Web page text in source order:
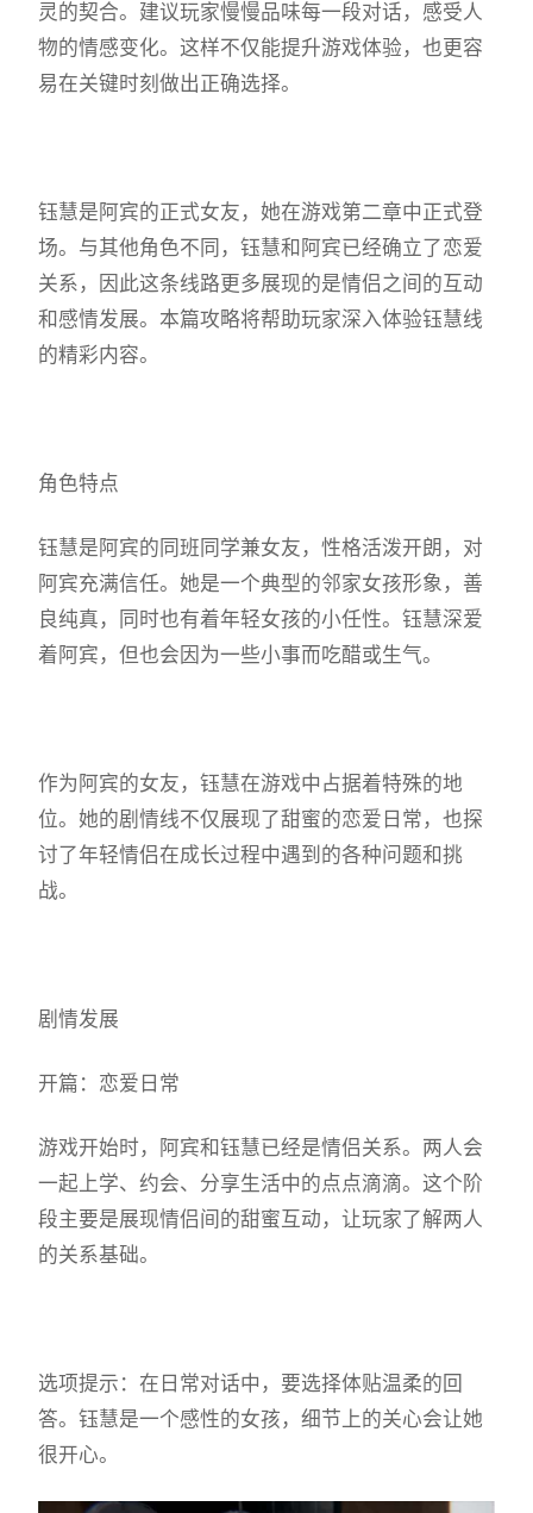
灵的契合。建议玩家慢慢品味每一段对话，感受人
物的情感变化。这样不仅能提升游戏体验，也更容
易在关键时刻做出正确选择。
钰慧是阿宾的正式女友，她在游戏第二章中正式登
场。与其他角色不同，钰慧和阿宾已经确立了恋爱
关系，因此这条线路更多展现的是情侣之间的互动
和感情发展。本篇攻略将帮助玩家深入体验钰慧线
的精彩内容。
角色特点
钰慧是阿宾的同班同学兼女友，性格活泼开朗，对
阿宾充满信任。她是一个典型的邻家女孩形象，善
良纯真，同时也有着年轻女孩的小任性。钰慧深爱
着阿宾，但也会因为一些小事而吃醋或生气。
作为阿宾的女友，钰慧在游戏中占据着特殊的地
位。她的剧情线不仅展现了甜蜜的恋爱日常，也探
讨了年轻情侣在成长过程中遇到的各种问题和挑
战。
剧情发展
开篇：恋爱日常
游戏开始时，阿宾和钰慧已经是情侣关系。两人会
一起上学、约会、分享生活中的点点滴滴。这个阶
段主要是展现情侣间的甜蜜互动，让玩家了解两人
的关系基础。
选项提示：在日常对话中，要选择体贴温柔的回
答。钰慧是一个感性的女孩，细节上的关心会让她
很开心。